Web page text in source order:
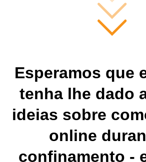
Esperamos que
tenha lhe dado
ideias sobre
online
confinamento -